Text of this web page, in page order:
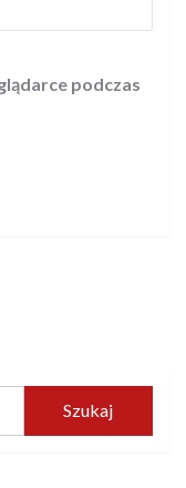
podczas
Szukaj